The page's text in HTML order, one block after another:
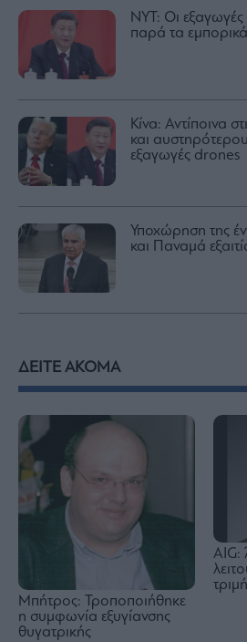
NYT: Οι
παρά τα
Κίνα: Αντίποινα
και
εξαγωγές drones
Υποχώρηση της
και Παναμά
ΔΕΙΤΕ ΑΚΟΜΑ
Μπήτρος: Τροποποιήθηκε
η συμφωνία εξυγίανσης
θυγατρικής
AIG: